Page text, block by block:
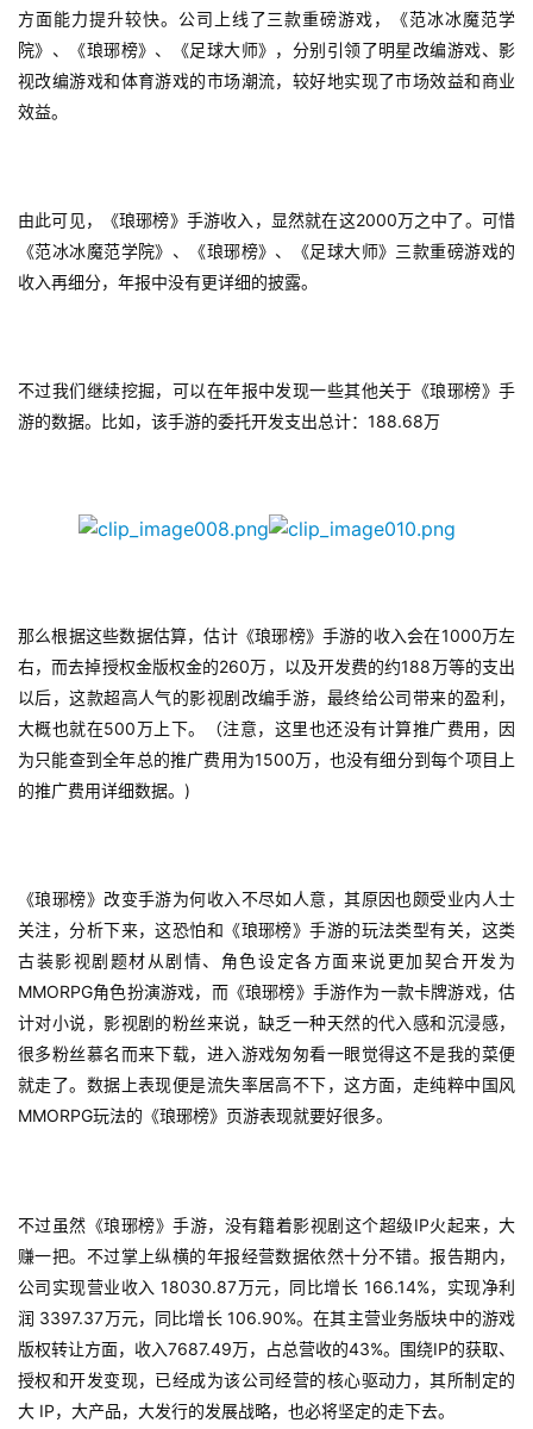
首
页
游
游
戏
业
界
手
机
单
机
游
戏
休
方面能力提升较快。公司上线了三款重磅游戏，《范冰冰魔范学
院》、《琅琊榜》、《足球大师》，分别引领了明星改编游戏、影
视改编游戏和体育游戏的市场潮流，较好地实现了市场效益和商业
效益。
由此可见，《琅琊榜》手游收入，显然就在这2000 万之中了。可惜
《范冰冰魔范学院》、《琅琊榜》、《足球大师》三款重磅游戏的
收入再细分，年报中没有更详细的披露。
不过我们继续挖掘，可以在年报中发现一些其他关于《琅琊榜》手
游的数据。比如，该手游的委托开发支出总计： 188.68 万
那么根据这些数据估算，估计《琅琊榜》手游的收入会在1000 万左
右，而去掉授权金版权金的260万，以及开发费的约188 万等的支出
以后，这款超高人气的影视剧改编手游，最终给公司带来的盈利，
大概也就在500 万上下。（注意，这里也还没有计算推广费用，因
为只能查到全年总的推广费用为1500万，也没有细分到每个项目上
的推广费用详细数据。 )
《琅琊榜》改变手游为何收入不尽如人意，其原因也颇受业内人士
关注，分析下来，这恐怕和《琅琊榜》手游的玩法类型有关，这类
古装影视剧题材从剧情、角色设定各方面来说更加契合开发为
MMORPG角色扮演游戏，而《琅琊榜》手游作为一款卡牌游戏，估
计对小说，影视剧的粉丝来说，缺乏一种天然的代入感和沉浸感，
很多粉丝慕名而来下载，进入游戏匆匆看一眼觉得这不是我的菜便
就走了。数据上表现便是流失率居高不下，这方面，走纯粹中国风
MMORPG玩法的《琅琊榜》页游表现就要好很多。
不过虽然《琅琊榜》手游，没有籍着影视剧这个超级 IP火起来，大
赚一把。不过掌上纵横的年报经营数据依然十分不错。报告期内，
公司实现营业收入 18030.87 万元，同比增长 166.14%，实现净利
润 3397.37 万元，同比增长 106.90%。在其主营业务版块中的游戏
版权转让方面，收入7687.49 万，占总营收的43%。围绕IP的获取、
授权和开发变现，已经成为该公司经营的核心驱动力，其所制定的
大 IP ，大产品，大发行的发展战略，也必将坚定的走下去。